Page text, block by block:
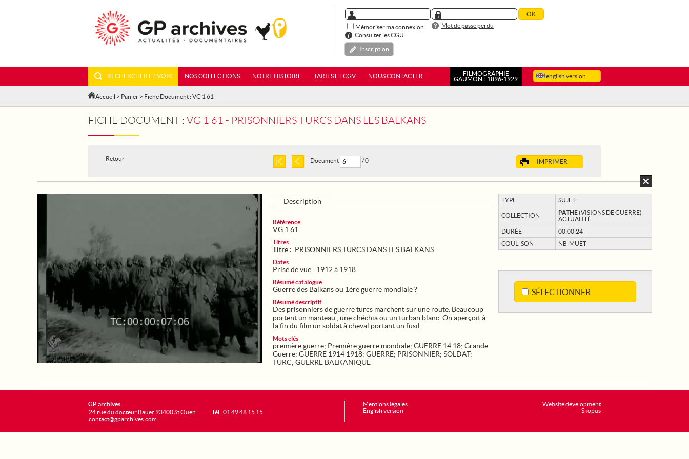
Mémoriser ma connexion
Mot de passe perdu
Consulter les CGU
Inscription
english version
RECHERCHER ET VOIR NOS COLLECTIONS NOTRE HISTOIRE TARIFS ET CGV NOUS CONTACTER
FILMOGRAPHIE
GAUMONT 1896-1929
Accueil > Panier > Fiche Document : VG 1 61
FICHE DOCUMENT : VG 1 61 - PRISONNIERS TURCS DANS LES BALKANS
Retour IMPRIMER
Document / 0
TYPE SUJET
COLLECTION PATHÉ(VISIONS DE GUERRE)
ACTUALITÉ
DURÉE
00:00:24
COUL. SON
NB MUET
SÉLECTIONNER
Description
Référence
VG 1 61
Titres
Titre : PRISONNIERS TURCS DANS LES BALKANS
Dates
Prise de vue : 1912 à 1918
Résumé catalogue
Guerre des Balkans ou 1ère guerre mondiale ?
Résumé descriptif
Des prisonniers de guerre turcs marchent sur une route. Beaucoup
portent un manteau , une chéchia ou un turban blanc. On aperçoit à
la fin du film un soldat à cheval portant un fusil.
Mots clés
première guerre; Première guerre mondiale; GUERRE 14 18; Grande
Guerre; GUERRE 1914 1918; GUERRE; PRISONNIER; SOLDAT;
TURC; GUERRE BALKANIQUE
Website development
Skopus
GP archives
24 rue du docteur Bauer 93400 St Ouen
contact@gparchives.com
Tél : 01 49 48 15 15
Mentions légales
English version